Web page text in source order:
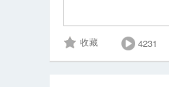
收藏 4231